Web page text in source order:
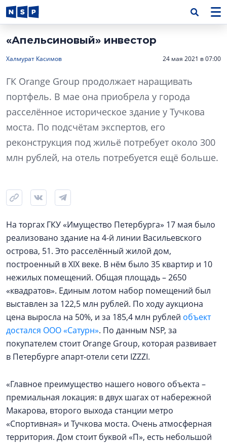
«Апельсиновый» инвестор
Халмурат Касимов 24 мая 2021 в 07:00
ГК Orange Group продолжает наращивать
портфель. В мае она приобрела у города
расселённое историческое здание у Тучкова
моста. По подсчётам экспертов, его
реконструкция под жильё потребует около 300
млн рублей, на отель потребуется ещё больше.
На торгах ГКУ «Имущество Петербурга» 17 мая было
реализовано здание на 4-й линии Васильевского
острова, 51. Это расселённый жилой дом,
построенный в XIX веке. В нём было 35 квартир и 10
нежилых помещений. Общая площадь – 2650
«квадратов». Единым лотом набор помещений был
выставлен за 122,5 млн рублей. По ходу аукциона
цена выросла на 50%, и за 185,4 млн рублей объект
достался ООО «Сатурн». По данным NSP, за
покупателем стоит Orange Group, которая развивает
в Петербурге апарт-отели сети IZZZI.
«Главное преимущество нашего нового объекта –
премиальная локация: в двух шагах от набережной
Макарова, второго выхода станции метро
«Спортивная» и Тучкова моста. Очень атмосферная
территория. Дом стоит буквой «П», есть небольшой